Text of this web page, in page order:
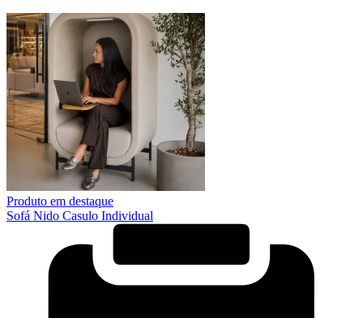
Produto em destaque
Sofá Nido Casulo Individual